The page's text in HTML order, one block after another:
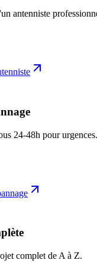
antenniste
24-48h pour urgences.
complet de A à Z.